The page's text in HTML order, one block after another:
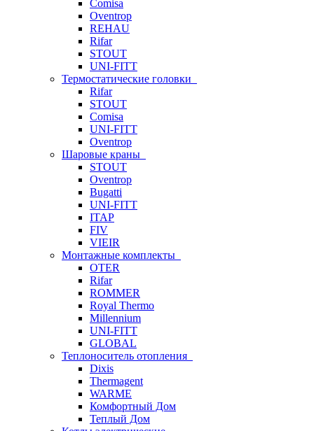
Comisa
Oventrop
REHAU
Rifar
STOUT
UNI-FITT
Термостатические головки
Rifar
STOUT
Comisa
UNI-FITT
Oventrop
Шаровые краны
STOUT
Oventrop
Bugatti
UNI-FITT
ITAP
FIV
VIEIR
Монтажные комплекты
OTER
Rifar
ROMMER
Royal Thermo
Millennium
UNI-FITT
GLOBAL
Теплоноситель отопления
Dixis
Thermagent
WARME
Комфортный Дом
Теплый Дом